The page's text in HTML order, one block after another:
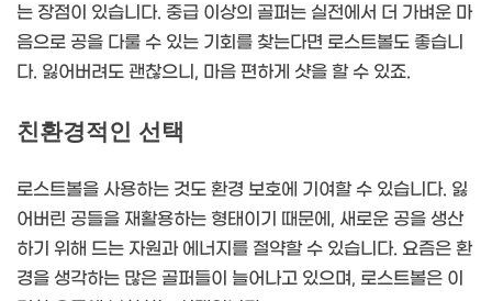
는 장점이 있습니다. 중급 이상의 골퍼는 실전에서 더 가벼운 마
음으로 공을 다룰 수 있는 기회를 찾는다면 로스트볼도 좋습니
다. 잃어버려도 괜찮으니, 마음 편하게 샷을 할 수 있죠.
친환경적인 선택
로스트볼을 사용하는 것도 환경 보호에 기여할 수 있습니다. 잃
어버린 공들을 재활용하는 형태이기 때문에, 새로운 공을 생산
하기 위해 드는 자원과 에너지를 절약할 수 있습니다. 요즘은 환
경을 생각하는 많은 골퍼들이 늘어나고 있으며, 로스트볼은 이